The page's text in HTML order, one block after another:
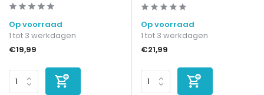
Op voorraad
1 tot 3 werkdagen
€19,99
Op voorraad
1 tot 3 werkdagen
€21,99